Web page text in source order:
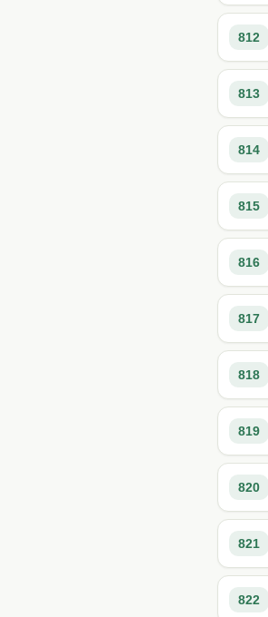
812
813
814
815
816
817
818
819
820
821
822